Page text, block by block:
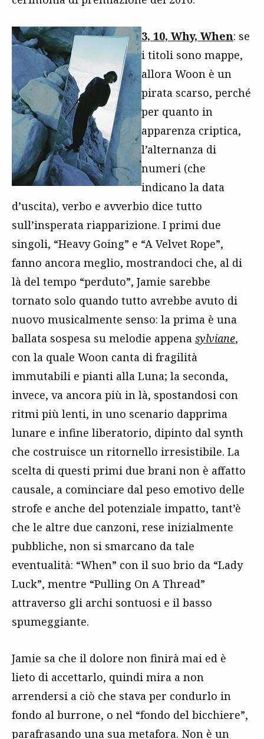
3, 10, Why, When: se
i titoli sono mappe,
allora Woon è un
pirata scarso, perché
per quanto in
apparenza criptica,
l’alternanza di
numeri (che
indicano la data
d’uscita), verbo e avverbio dice tutto
sull’insperata riapparizione. I primi due
singoli, “Heavy Going” e “A Velvet Rope”,
fanno ancora meglio, mostrandoci che, al di
là del tempo “perduto”, Jamie sarebbe
tornato solo quando tutto avrebbe avuto di
nuovo musicalmente senso: la prima è una
ballata sospesa su melodie appena sylviane,
con la quale Woon canta di fragilità
immutabili e pianti alla Luna; la seconda,
invece, va ancora più in là, spostandosi con
ritmi più lenti, in uno scenario dapprima
lunare e infine liberatorio, dipinto dal synth
che costruisce un ritornello irresistibile. La
scelta di questi primi due brani non è affatto
causale, a cominciare dal peso emotivo delle
strofe e anche del potenziale impatto, tant’è
che le altre due canzoni, rese inizialmente
pubbliche, non si smarcano da tale
eventualità: “When” con il suo brio da “Lady
Luck”, mentre “Pulling On A Thread”
attraverso gli archi sontuosi e il basso
spumeggiante.
Jamie sa che il dolore non finirà mai ed è
lieto di accettarlo, quindi mira a non
arrendersi a ciò che stava per condurlo in
fondo al burrone, o nel “fondo del bicchiere”,
parafrasando una sua metafora. Non è un